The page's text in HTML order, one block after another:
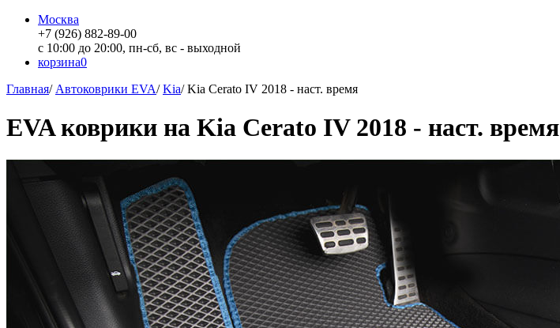
Москва
+7 (926) 882-89-00
с 10:00 до 20:00, пн-сб, вс - выходной
корзина0
Главная/ Автоковрики EVA/Kia/Kia Cerato IV 2018 - наст. время
EVA коврики на Kia Cerato IV 2018 - наст. время